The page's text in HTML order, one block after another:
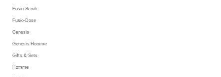
Fusio Scrub
Fusio-Dose
Genesis
Genesis Homme
Gifts & Sets
Homme